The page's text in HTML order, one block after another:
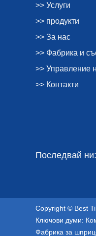
>> Услуги
>> продукти
>> За нас
>> Фабрика и
>> Управление
>> Контакти
Последвай ни:
Copyright © Best
Ключови думи:
Фабрика за